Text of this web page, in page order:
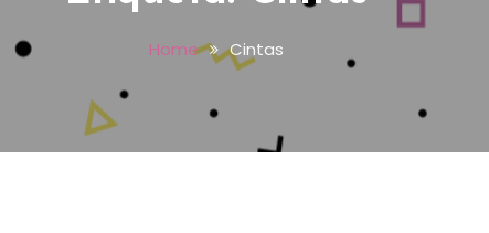
Home Cintas